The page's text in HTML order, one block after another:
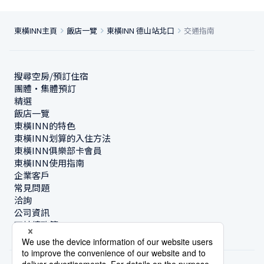
東橫INN主頁 飯店一覽 東橫INN 德山站北口 交通指南
搜尋空房/預訂住宿
團體・集體預訂
精選
飯店一覽
東橫INN的特色
東橫INN划算的入住方法
東橫INN俱樂部卡會員
東橫INN使用指南
企業客戶
常見問題
洽詢
公司資訊
可持續政策